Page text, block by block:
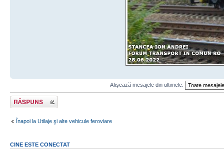
Afişează mesajele din ultimele:
Răspunde
Înapoi la Utilaje şi alte vehicule feroviare
CINE ESTE CONECTAT